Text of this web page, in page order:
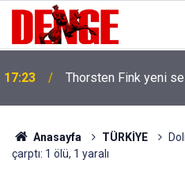
17:23 Thorsten Fink yeni
Anasayfa TÜRKİYE
çarptı: 1 ölü, 1 yaralı